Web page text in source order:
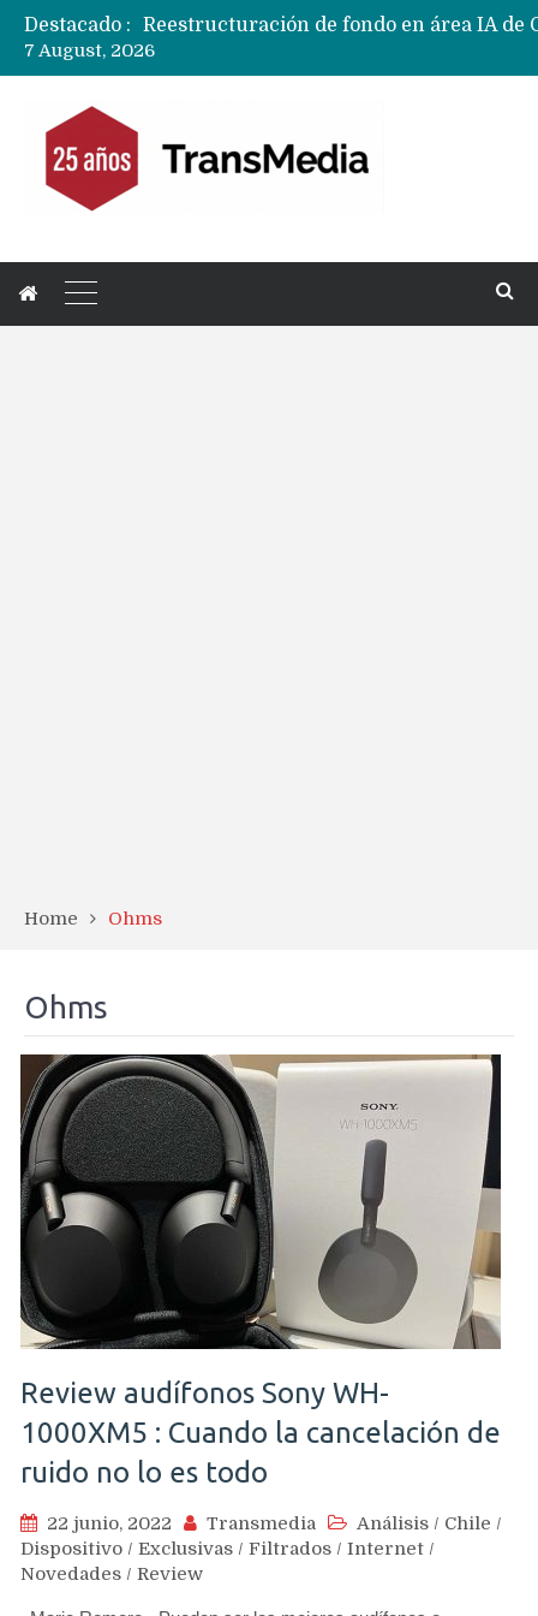
Destacado :
7 August, 2026
Home Ohms
Ohms
Review audífonos Sony WH-
1000XM5 : Cuando la cancelación de
ruido no lo es todo
22 junio, 2022 Transmedia Análisis / Chile /
Dispositivo / Exclusivas / Filtrados / Internet /
Novedades / Review